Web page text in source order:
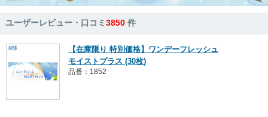
ユーザーレビュー・口コミ3850 件
【在庫限り 特別価格】ワンデーフレッシュ
モイストプラス (30枚)
品番：1852